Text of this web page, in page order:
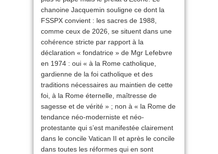
chanoine Jacquemin souligne ce dont la
FSSPX convient : les sacres de 1988,
comme ceux de 2026, se situent dans une
cohérence stricte par rapport à la
déclaration « fondatrice » de Mgr Lefebvre
en 1974 : oui « à la Rome catholique,
gardienne de la foi catholique et des
traditions nécessaires au maintien de cette
foi, à la Rome éternelle, maîtresse de
sagesse et de vérité » ; non à « la Rome de
tendance néo-moderniste et néo-
protestante qui s’est manifestée clairement
dans le concile Vatican II et après le concile
dans toutes les réformes qui en sont